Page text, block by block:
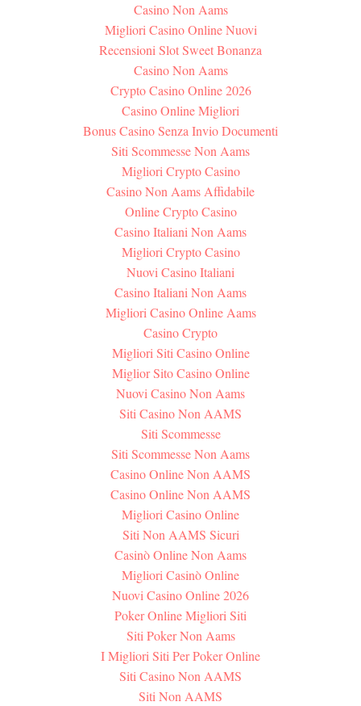
Casino Non Aams
Migliori Casino Online Nuovi
Recensioni Slot Sweet Bonanza
Casino Non Aams
Crypto Casino Online 2026
Casino Online Migliori
Bonus Casino Senza Invio Documenti
Siti Scommesse Non Aams
Migliori Crypto Casino
Casino Non Aams Affidabile
Online Crypto Casino
Casino Italiani Non Aams
Migliori Crypto Casino
Nuovi Casino Italiani
Casino Italiani Non Aams
Migliori Casino Online Aams
Casino Crypto
Migliori Siti Casino Online
Miglior Sito Casino Online
Nuovi Casino Non Aams
Siti Casino Non AAMS
Siti Scommesse
Siti Scommesse Non Aams
Casino Online Non AAMS
Casino Online Non AAMS
Migliori Casino Online
Siti Non AAMS Sicuri
Casinò Online Non Aams
Migliori Casinò Online
Nuovi Casino Online 2026
Poker Online Migliori Siti
Siti Poker Non Aams
I Migliori Siti Per Poker Online
Siti Casino Non AAMS
Siti Non AAMS